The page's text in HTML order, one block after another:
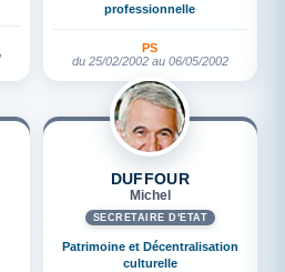
professionnelle
PS
du 25/02/2002 au 06/05/2002
DUFFOUR
Michel
SECRÉTAIRE D'ETAT
Patrimoine et Décentralisation
culturelle